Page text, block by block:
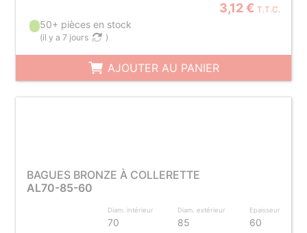
3,12 € T.T.C.
50+ pièces en stock
(il y a 7 jours )
AJOUTER AU PANIER
BAGUES BRONZE À COLLERETTE
AL70-85-60
Diam. intérieur
70
Diam. extérieur
85
Epaisseur
60